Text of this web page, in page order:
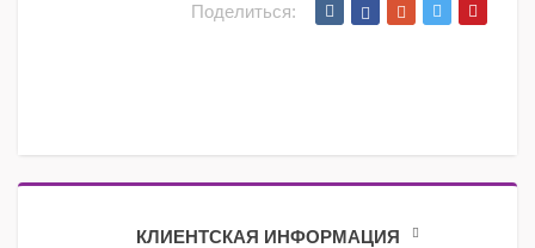
Поделиться:
КЛИЕНТСКАЯ ИНФОРМАЦИЯ